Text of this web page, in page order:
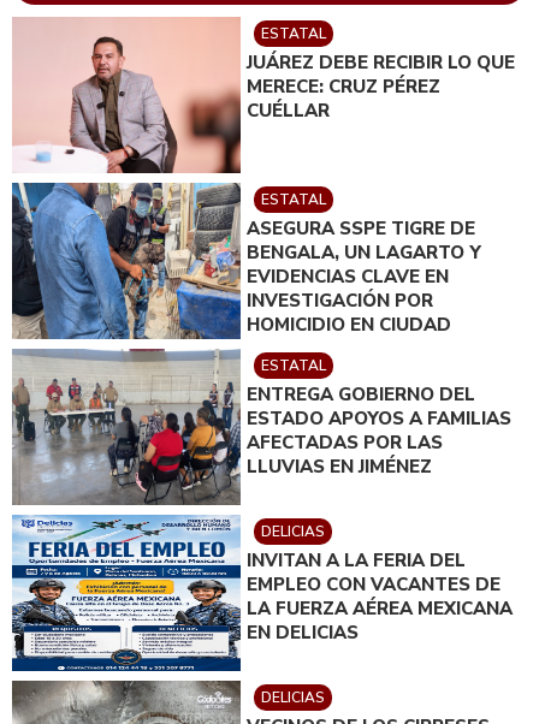
ESTATAL
JUÁREZ DEBE RECIBIR LO QUE
MERECE: CRUZ PÉREZ
CUÉLLAR
ESTATAL
ASEGURA SSPE TIGRE DE
BENGALA, UN LAGARTO Y
EVIDENCIAS CLAVE EN
INVESTIGACIÓN POR
HOMICIDIO EN CIUDAD
JUÁREZ; EN CATEO
INSTRUIDO POR GILBERTO
LOYA
ESTATAL
ENTREGA GOBIERNO DEL
ESTADO APOYOS A FAMILIAS
AFECTADAS POR LAS
LLUVIAS EN JIMÉNEZ
DELICIAS
INVITAN A LA FERIA DEL
EMPLEO CON VACANTES DE
LA FUERZA AÉREA MEXICANA
EN DELICIAS
DELICIAS